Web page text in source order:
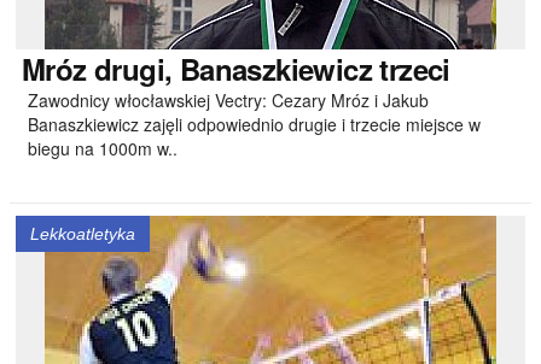
Mrózdrugi, Banaszkiewicz trzeci
Zawodnicy włocławskiej Vectry: Cezary Mróz i Jakub
Banaszkiewicz zajęli odpowiednio drugie i trzecie miejsce w
biegu na 1000m w..
Lekkoatletyka